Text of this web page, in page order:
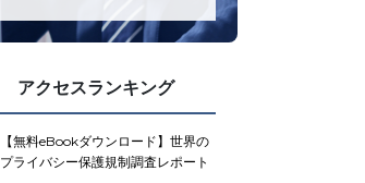
アクセスランキング
【無料eBookダウンロード】世界の
プライバシー保護規制調査レポート